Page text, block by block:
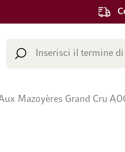
Cerca
Mazoyères Grand Cru